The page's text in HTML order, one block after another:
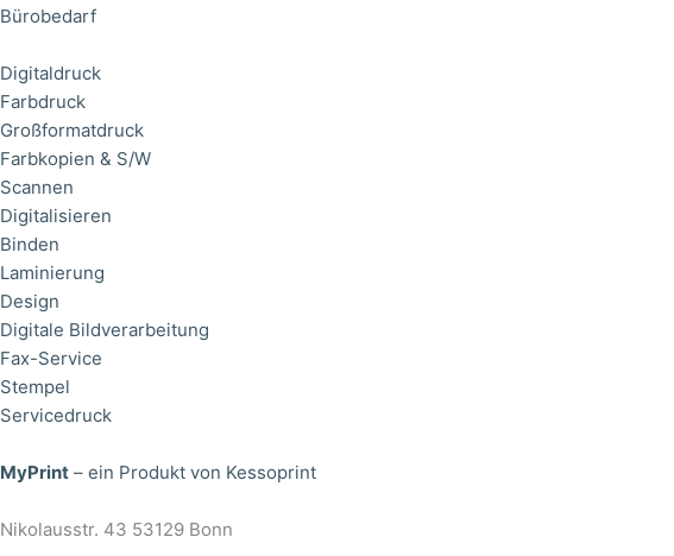
Bürobedarf
Digitaldruck
Farbdruck
Großformatdruck
Farbkopien & S/W
Scannen
Digitalisieren
Binden
Laminierung
Design
Digitale Bildverarbeitung
Fax-Service
Stempel
Servicedruck
MyPrint – ein Produkt von Kessoprint
Nikolausstr. 43 53129 Bonn